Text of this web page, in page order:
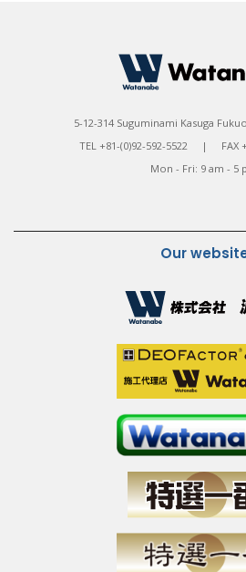
5-12-314 Suguminami Kasuga
TEL +81-(0)92-592-5522 | FAX
Mon - Fri: 9 am - 5
Our